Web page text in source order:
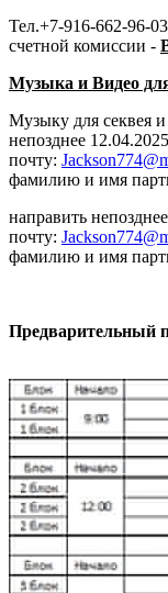
Тел.+7-916-662-96-
счетной комиссии -
Музыка и Видео
Музыку для секвея
непозднее
почту:
фамилию и имя
направить
почту:
фамилию и имя
Предварительный